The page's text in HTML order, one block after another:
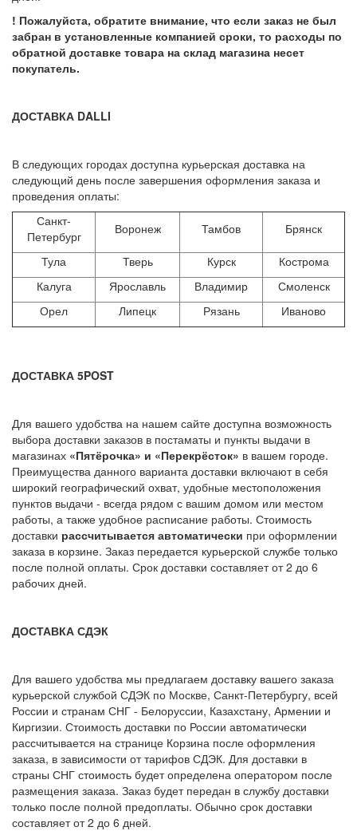
! Пожалуйста, обратите внимание, что если заказ не был
забран в установленные компанией сроки, то расходы по
обратной доставке товара на склад магазина несет
покупатель.
ДОСТАВКА DALLI
В следующих городах доступна курьерская доставка на
следующий день после завершения оформления заказа и
проведения оплаты:
Санкт-
Петербург
Воронеж Тамбов Брянск
Тула Тверь Курск
Кострома
Калуга
Ярославль Владимир
Смоленск
Орел
Липецк Рязань Иваново
ДОСТАВКА 5POST
Для вашего удобства на нашем сайте доступна возможность
выбора доставки заказов в постаматы и пункты выдачи в
магазинах «Пятёрочка» и «Перекрёсток» в вашем городе.
Преимущества данного варианта доставки включают в себя
широкий географический охват, удобные местоположения
пунктов выдачи - всегда рядом с вашим домом или местом
работы, а также удобное расписание работы. Стоимость
доставки рассчитывается автоматически при оформлении
заказа в корзине. Заказ передается курьерской службе только
после полной оплаты. Срок доставки составляет от 2 до 6
рабочих дней.
ДОСТАВКА СДЭК
Для вашего удобства мы предлагаем доставку вашего заказа
курьерской службой СДЭК по Москве, Санкт-Петербургу, всей
России и странам СНГ - Белоруссии, Казахстану, Армении и
Киргизии. Стоимость доставки по России автоматически
рассчитывается на странице Корзина после оформления
заказа, в зависимости от тарифов СДЭК. Для доставки в
страны СНГ стоимость будет определена оператором после
размещения заказа. Заказ будет передан в службу доставки
только после полной предоплаты. Обычно срок доставки
составляет от 2 до 6 дней.